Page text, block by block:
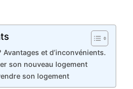
Avantages et d’inconvénients.
son nouveau logement
son logement